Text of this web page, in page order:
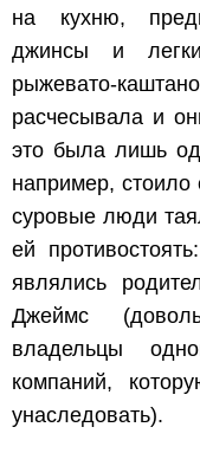
на кухню,
джинсы и
рыжевато-
расчесывала и
это была лишь
например,
суровые люди
ей
являлись
Джеймс
владельцы
компаний,
унаследовать).